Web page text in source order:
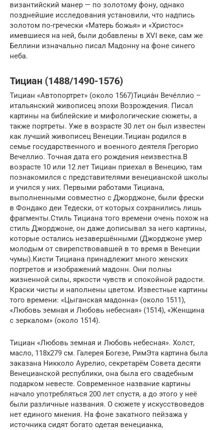
византийский манер — по золотому фону, однако
позднейшие исследования установили, что надпись
золотом по-гречески «Матерь божья» и «Христос»
имевшиеся на ней, были добавлены в XVI веке, сам же
Беллини изначально писал Мадонну на фоне синего
неба.
Тициан (1488/1490-1576)
Тициан «Автопортрет» (около 1567)Тициа́н Вече́ллио –
итальянский живописец эпохи Возрождения. Писал
картины на библейские и мифологические сюжеты, а
также портреты. Уже в возрасте 30 лет он был известен
как лучший живописец Венеции.Тициан родился в
семье государственного и военного деятеля Грегорио
Вечеллио. Точная дата его рождения неизвестна.В
возрасте 10 или 12 лет Тициан приехал в Венецию, там
познакомился с представителями венецианской школы
и учился у них. Первыми работами Тициана,
выполненными совместно с Джорджоне, были фрески
в Фондако деи Тедески, от которых сохранились лишь
фрагменты.Стиль Тициана того времени очень похож на
стиль Джорджоне, он даже дописывал за него картины,
которые остались незавершёнными (Джорджоне умер
молодым от свирепствовавшей в то время в Венеции
чумы).Кисти Тициана принадлежит много женских
портретов и изображений мадонн. Они полны
жизненной силы, яркости чувств и спокойной радости.
Краски чисты и наполнены цветом. Известные картины
того времени: «Цыганская мадонна» (около 1511),
«Любовь земная и Любовь небесная» (1514), «Женщина
с зеркалом» (около 1514).
Тициан «Любовь земная и Любовь небесная». Холст,
масло, 118х279 см. Галерея Богезе, РимЭта картина была
заказана Никколо Аурелио, секретарём Совета десяти
Венецианской республики, она была его свадебным
подарком невесте. Современное название картины
начало употребляться 200 лет спустя, а до этого у неё
были различные названия. О сюжете у искусствоведов
нет единого мнения. На фоне закатного пейзажа у
источника сидят богато одетая венецианка,